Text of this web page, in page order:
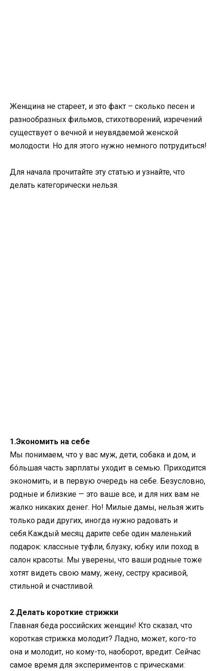
Женщина не стареет, и это факт – сколько песен и
разнообразных фильмов, стихотворений, изречений
существует о вечной и неувядаемой женской
молодости. Но для этого нужно немного потрудиться!
Для начала прочитайте эту статью и узнайте, что
делать категорически нельзя.
1.Экономить на себе
Мы понимаем, что у вас муж, дети, собака и дом, и
бóльшая часть зарплаты уходит в семью. Приходится
экономить, и в первую очередь на себе. Безусловно,
родные и близкие — это ваше все, и для них вам не
жалко никаких денег. Но! Милые дамы, нельзя жить
только ради других, иногда нужно радовать и
себя.Каждый месяц дарите себе один маленький
подарок: классные туфли, блузку, юбку или поход в
салон красоты. Мы уверены, что ваши родные тоже
хотят видеть свою маму, жену, сестру красивой,
стильной и счастливой.
2.Делать короткие стрижки
Главная беда российских женщин! Кто сказал, что
короткая стрижка молодит? Ладно, может, кого-то
она и молодит, но кому-то, наоборот, вредит. Сейчас
самое время для экспериментов с прическами: